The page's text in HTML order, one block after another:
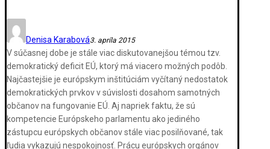
Denisa Karabová3. apríla 2015
V súčasnej dobe je stále viac diskutovanejšou témou tzv.
demokratický deficit EÚ, ktorý má viacero možných podôb.
Najčastejšie je európskym inštitúciám vyčítaný nedostatok
demokratických prvkov v súvislosti dosahom samotných
občanov na fungovanie EÚ. Aj napriek faktu, že sú
kompetencie Európskeho parlamentu ako jediného
zástupcu európskych občanov stále viac posilňované, tak
ľudia vykazujú nespokojnosť. Prácu európskych orgánov